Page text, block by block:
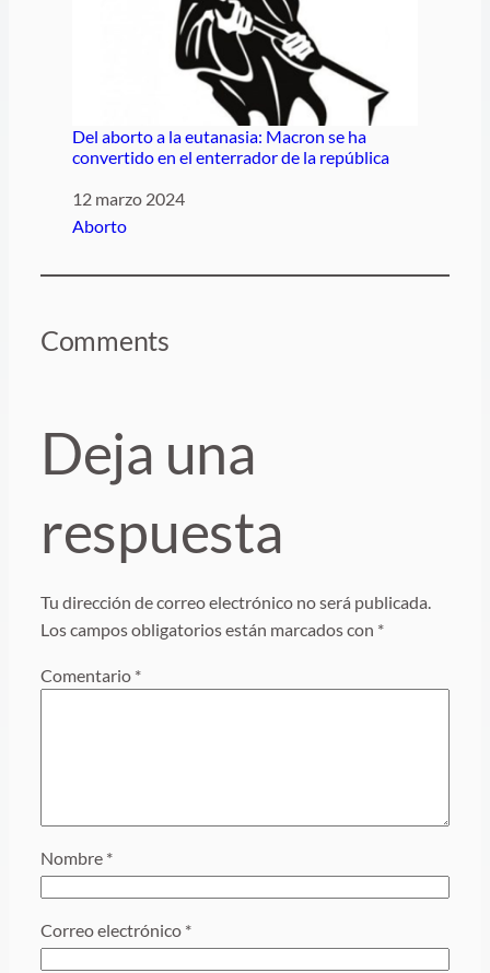
Del aborto a la eutanasia: Macron se ha
convertido en el enterrador de la república
Fecha
12 marzo 2024
Respecto a
Aborto
Comments
Deja una
respuesta
Tu dirección de correo electrónico no será publicada.
Los campos obligatorios están marcados con *
Comentario *
Nombre *
Correo electrónico *